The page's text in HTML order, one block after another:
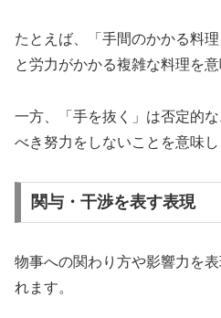
たとえば、「手間のかかる料
と労力がかかる複雑な料理を意
一方、「手を抜く」は否定的
べき努力をしないことを意味し
関与・干渉を表す表現
物事への関わり方や影響力を
れます。